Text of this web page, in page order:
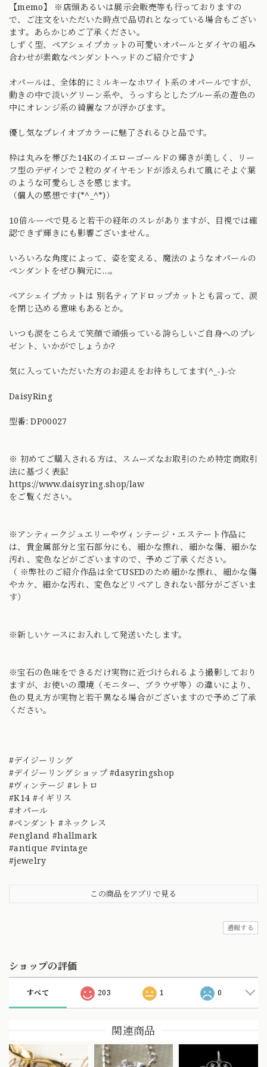
【memo】 ※店頭あるいは展示会販売等も行っておりますの
で、ご注文をいただいた時点で品切れとなっている場合もござい
ます。あらかじめご了承ください。
しずく型、ペアシェイプカットの可愛いオパールとダイヤの組み
合わせが素敵なペンダントヘッドのご紹介です♪
オパールは、全体的にミルキーなホワイト系のオパールですが、
動きの中で淡いグリーン系や、うっすらとしたブルー系の遊色の
中にオレンジ系の綺麗なフが浮かびます。
優し気なプレイオブカラーに魅了されるひと品です。
枠は丸みを帯びた14Kのイエローゴールドの輝きが美しく、リー
フ型のデザインで２粒のダイヤモンドが添えられて風にそよぐ葉
のような可愛らしさを感じます。
（個人の感想です(*^_^*)）
10倍ルーペで見ると若干の経年のスレがありますが、目視では確
認できず輝きにも影響ございません。
いろいろな角度によって、姿を変える、魔法のようなオパールの
ペンダントをぜひ胸元に…。
ペアシェイプカットは 別名ティアドロップカットとも言って、涙
を閉じ込める意味もあるとか。
いつも涙をこらえて笑顔で頑張っている誇らしいご自身へのプレ
ゼント、いかがでしょうか?
気に入っていただいた方のお迎えをお待ちしてます(^_-)-☆
DaisyRing
型番: DP00027
※ 初めてご購入される方は、スムーズなお取引のため特定商取引
法に基づく表記
https://www.daisyring.shop/law
をご覧ください。
※アンティークジュエリーやヴィンテージ・エステート作品に
は、貴金属部分と宝石部分にも、細かな擦れ、細かな傷、細かな
汚れ、変色などがございますので、予めご了承ください。
（ ※弊社のご紹介作品は全てUSEDのため細かな擦れ、細かな傷
やカケ、細かな汚れ、変色などリペアしきれない部分がございま
す）
※新しいケースにお入れして発送いたします。
※宝石の色味をできるだけ実物に近づけられるよう撮影しており
ますが、お使いの環境（モニター、ブラウザ等）の違いにより、
色の見え方が実物と若干異なる場合がございますので予めご了承
ください。
#デイジーリング
#デイジーリングショップ #dasyringshop
#ヴィンテージ #レトロ
#K14 #イギリス
#オパール
#ペンダント #ネックレス
#england #hallmark
#antique #vintage
#jewelry
この商品をアプリで見る
通報する
ショップの評価
すべて 203 1 0
関連商品